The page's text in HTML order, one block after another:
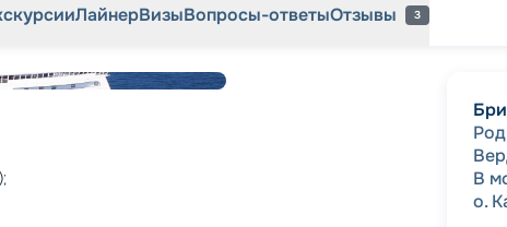
ЛайнерВизыВопросы-ответыОтзывы 3
В
о.